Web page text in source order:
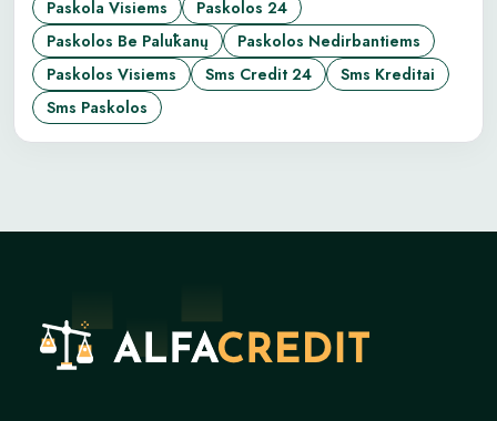
Paskola Visiems
Paskolos 24
Paskolos Be Palūkanų
Paskolos Nedirbantiems
Paskolos Visiems
Sms Credit 24
Sms Kreditai
Sms Paskolos